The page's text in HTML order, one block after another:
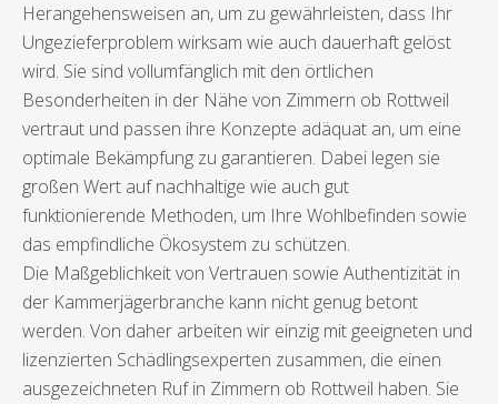
Herangehensweisen an, um zu gewährleisten, dass Ihr
Ungezieferproblem wirksam wie auch dauerhaft gelöst
wird. Sie sind vollumfänglich mit den örtlichen
Besonderheiten in der Nähe von Zimmern ob Rottweil
vertraut und passen ihre Konzepte adäquat an, um eine
optimale Bekämpfung zu garantieren. Dabei legen sie
großen Wert auf nachhaltige wie auch gut
funktionierende Methoden, um Ihre Wohlbefinden sowie
das empfindliche Ökosystem zu schützen.
Die Maßgeblichkeit von Vertrauen sowie Authentizität in
der Kammerjägerbranche kann nicht genug betont
werden. Von daher arbeiten wir einzig mit geeigneten und
lizenzierten Schädlingsexperten zusammen, die einen
ausgezeichneten Ruf in Zimmern ob Rottweil haben. Sie